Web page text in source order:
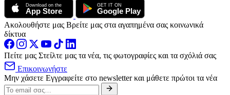
Download on the
App Store
GET IT ON
Google Play
Ακολουθήστε μας Βρείτε μας στα αγαπημένα σας κοινωνικά
δίκτυα
Πείτε μας Στείλτε μας τα νέα, τις φωτογραφίες και τα σχόλιά σας
Επικοινωνήστε
Μην χάσετε Εγγραφείτε στο newsletter και μάθετε πρώτοι τα νέα